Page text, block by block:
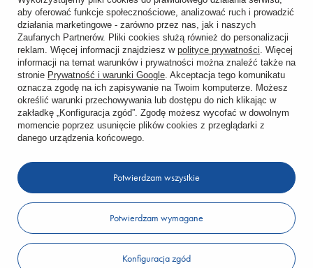
Chcę zareklamować produkt
Chcę zwrócić produkt
Chcę wymienić towar
KONTO
KONTAKT
W sklepie prezentujemy ceny brutto (z VAT).
aby oferować funkcje społecznościowe, analizować ruch i prowadzić
działania marketingowe - zarówno przez nas, jak i naszych
Zaufanych Partnerów. Pliki cookies służą również do personalizacji
reklam. Więcej informacji znajdziesz w polityce prywatności. Więcej
informacji na temat warunków i prywatności można znaleźć także na
stronie Prywatność i warunki Google. Akceptacja tego komunikatu
oznacza zgodę na ich zapisywanie na Twoim komputerze. Możesz
określić warunki przechowywania lub dostępu do nich klikając w
zakładkę „Konfiguracja zgód”. Zgodę możesz wycofać w dowolnym
momencie poprzez usunięcie plików cookies z przeglądarki z
danego urządzenia końcowego.
Potwierdzam wymagane
Konfiguracja zgód
Potwierdzam wszystkie